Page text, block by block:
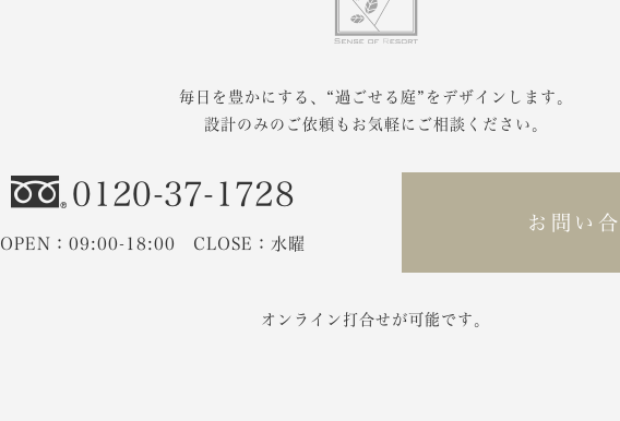
毎日を豊かにする、
“過ごせる庭”をデザインします。
設計のみのご依頼もお気軽にご相談ください。
0120-37-1728
OPEN：09:00-18:00 CLOSE：水曜
お問い
オンライン打合せが可能です。